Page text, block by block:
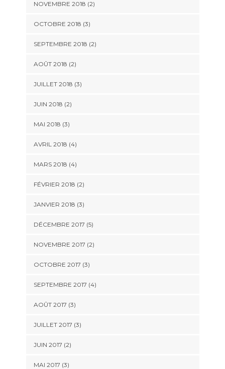
NOVEMBRE 2018 (2)
OCTOBRE 2018 (3)
SEPTEMBRE 2018 (2)
AOÛT 2018 (2)
JUILLET 2018 (3)
JUIN 2018 (2)
MAI 2018 (3)
AVRIL 2018 (4)
MARS 2018 (4)
FÉVRIER 2018 (2)
JANVIER 2018 (3)
DÉCEMBRE 2017 (5)
NOVEMBRE 2017 (2)
OCTOBRE 2017 (3)
SEPTEMBRE 2017 (4)
AOÛT 2017 (3)
JUILLET 2017 (3)
JUIN 2017 (2)
MAI 2017 (3)